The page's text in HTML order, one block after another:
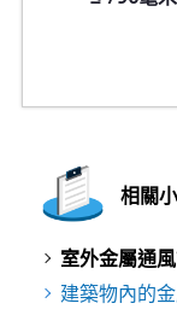
相關
室外金屬通
建築物內的